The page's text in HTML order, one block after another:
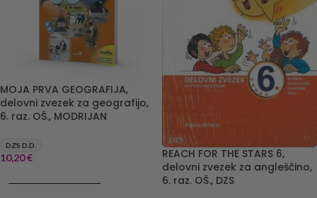
MOJA PRVA GEOGRAFIJA,
delovni zvezek za geografijo,
6. raz. OŠ., MODRIJAN
DZS D.D.
10,20€
REACH FOR THE STARS 6,
delovni zvezek za angleščino,
6. raz. OŠ., DZS